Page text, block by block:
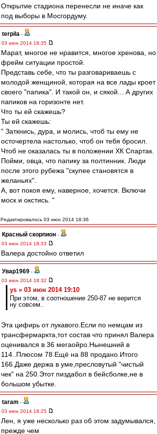
Открытие стадиона перенесли не иначе как
под выборы в Мосгордуму.
terpila -
03 июн 2014 18:35
Марат, многое не нравится, многое хренова, но
фрейм ситуации простой.
Представь себе, что ты разговариваешь с
молодой женщиной, которая на все лады кроет
своего "папика". И такой он, и сякой... А других
папиков на горизонте нет.
Что ты ей скажешь?
Ты ей скажешь:
" Заткнись, дура, и молись, чтоб ты ему не
осточертела настолько, чтоб он тебя бросил.
Чтоб не оказалась ты в положении ХК Спартак.
Пойми, овца, что папику за полтинник. Люди
после этого рубежа "скупее становятся в
желаньях".
А, вот покоя ему, наверное, хочется. Включи
моск и окстись. "
Редактировалось 03 июн 2014 18:36
Красный скорпион -
03 июн 2014 18:33
Валера достойно ответил
Увар1969 -
03 июн 2014 18:32
ys » 03 июн 2014 19:10
При этом, в соотношение 250-87 не верится
ну совсем..
Эта цифирь от лукавого.Если по немцам из
трансфермаркта,тот состав что принял Валера
оценивался в 36 мегаойро.Нынешний в
114..Плюсом 78.Ещё на 88 продано.Итого
166.Даже держа в уме,пресловутый "чистый
чек" на 250.Этот пиздабол в бейсболке,не в
большом убытке.
taram -
03 июн 2014 18:25
Лен, я уже несколько раз об этом задумывался,
прежде чем